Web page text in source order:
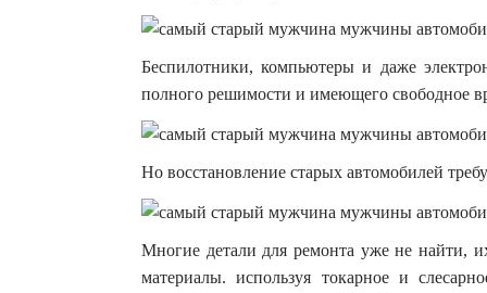
Беспилотники, компьютеры и даже
полного решимости и имеющего свободное
Но восстановление старых автомобилей
Многие детали для ремонта уже не найти,
материалы. используя токарное и